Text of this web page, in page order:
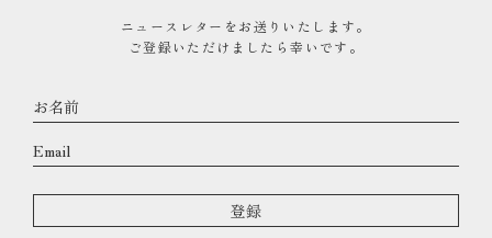
ニュースレターをお送りいたします。
ご登録いただけましたら幸いです。